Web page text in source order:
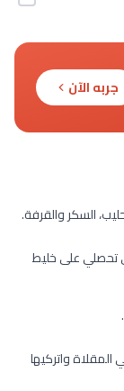
جربه الآن
السكر والقرفة.
تحصلي على خليط
واتركيها